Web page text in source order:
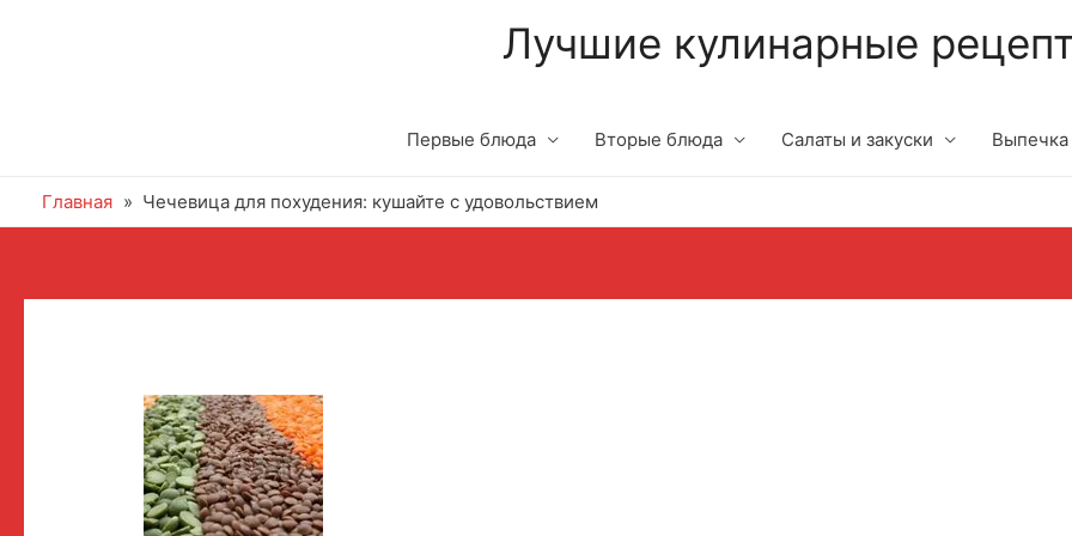
Лучшие кулинарные
Первые блюда Вторые блюда Салаты и закуски Выпечка
Главная Чечевица для похудения: кушайте с удовольствием